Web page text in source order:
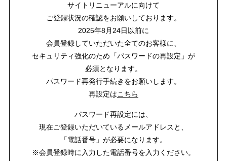
サイトリニューアルに向けて
ご登録状況の確認をお願いしております。
2025年8月24日以前に
会員登録していただいた全てのお客様に、
セキュリティ強化のため「パスワードの再設定」が
必須となります。
パスワード再発行手続きをお願いします。
再設定はこちら
パスワード再設定には、
現在ご登録いただいているメールアドレスと、
「電話番号」が必要になります。
※会員登録時に入力した電話番号を入力ください。